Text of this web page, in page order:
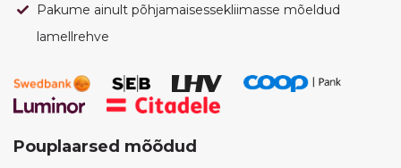
Pakume ainult põhjamaisessekliimasse mõeldud
lamellrehve
Pouplaarsed mõõdud